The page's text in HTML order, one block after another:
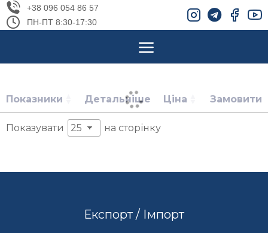
+38 096 054 86 57
ПН-ПТ 8:30-17:30
Показники Детальніше Ціна Замовити
Показувати на сторінку
Експорт / Імпорт